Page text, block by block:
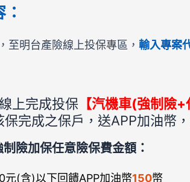
至明台產險線上投保專區， 輸入專案
線上完成投保 【汽機車(強制險+
保完成之保戶，送APP加油幣
制險加保任意險保費金額：
(含)以下回饋APP加油幣150幣